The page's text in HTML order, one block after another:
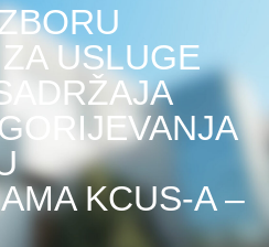
USLUGE
KCUS-A –